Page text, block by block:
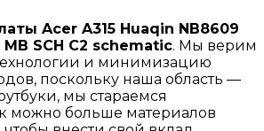
Acer A315 Huaqin NB8609
MB SCH C2 schematic. Мы верим
и минимизацию
поскольку наша область —
мы стараемся
можно больше материалов